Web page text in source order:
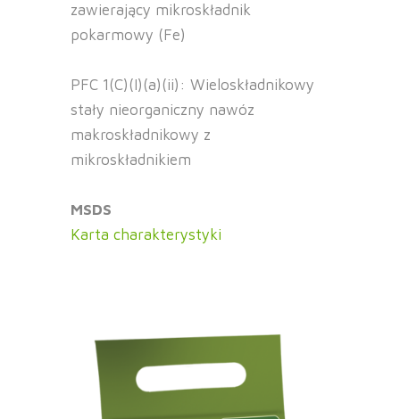
zawierający mikroskładnik
pokarmowy (Fe)
PFC 1(C)(I)(a)(ii): Wieloskładnikowy
stały nieorganiczny nawóz
makroskładnikowy z
mikroskładnikiem
MSDS
Karta charakterystyki